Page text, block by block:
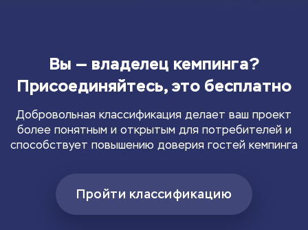
Вы — владелец кемпинга?
Присоединяйтесь, это бесплатно
Добровольная классификация делает ваш проект
более понятным и открытым для потребителей и
способствует повышению доверия гостей кемпинга
Пройти классификацию